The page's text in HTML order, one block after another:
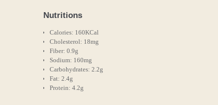
Nutritions
Calories: 160KCal
Cholesterol: 18mg
Fiber: 0.9g
Sodium: 160mg
Carbohydrates: 2.2g
Fat: 2.4g
Protein: 4.2g